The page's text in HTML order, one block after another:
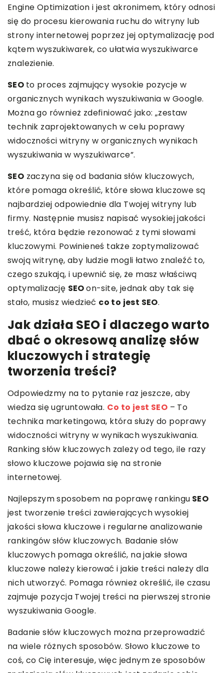
Engine Optimization i jest akronimem, który odnosi
się do procesu kierowania ruchu do witryny lub
strony internetowej poprzez jej optymalizację pod
kątem wyszukiwarek, co ułatwia wyszukiwarce
znalezienie.
SEO to proces zajmujący wysokie pozycje w
organicznych wynikach wyszukiwania w Google.
Można go również zdefiniować jako: „zestaw
technik zaprojektowanych w celu poprawy
widoczności witryny w organicznych wynikach
wyszukiwania w wyszukiwarce”.
SEO zaczyna się od badania słów kluczowych,
które pomaga określić, które słowa kluczowe są
najbardziej odpowiednie dla Twojej witryny lub
firmy. Następnie musisz napisać wysokiej jakości
treść, która będzie rezonować z tymi słowami
kluczowymi. Powinieneś także zoptymalizować
swoją witrynę, aby ludzie mogli łatwo znaleźć to,
czego szukają, i upewnić się, że masz właściwą
optymalizację SEOon-site, jednak aby tak się
stało, musisz wiedzieć co to jest SEO.
Jak działa SEO i dlaczego warto
dbać o okresową analizę słów
kluczowych i strategię
tworzenia treści?
Odpowiedzmy na to pytanie raz jeszcze, aby
wiedza się ugruntowała. Co to jest SEO – To
technika marketingowa, która służy do poprawy
widoczności witryny w wynikach wyszukiwania.
Ranking słów kluczowych zależy od tego, ile razy
słowo kluczowe pojawia się na stronie
internetowej.
Najlepszym sposobem na poprawę rankingu SEO
jest tworzenie treści zawierających wysokiej
jakości słowa kluczowe i regularne analizowanie
rankingów słów kluczowych. Badanie słów
kluczowych pomaga określić, na jakie słowa
kluczowe należy kierować i jakie treści należy dla
nich utworzyć. Pomaga również określić, ile czasu
zajmuje pozycja Twojej treści na pierwszej stronie
wyszukiwania Google.
Badanie słów kluczowych można przeprowadzić
na wiele różnych sposobów. Słowo kluczowe to
coś, co Cię interesuje, więc jednym ze sposobów